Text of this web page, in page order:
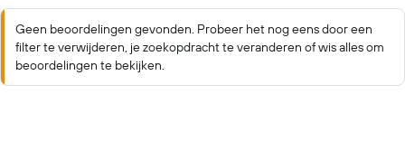
Geen beoordelingen gevonden. Probeer het nog eens door een
filter te verwijderen, je zoekopdracht te veranderen of wis alles om
beoordelingen te bekijken.